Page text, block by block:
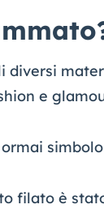
diversi
e
filato è